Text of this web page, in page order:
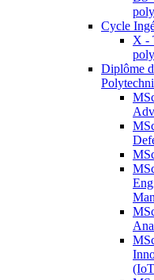
Cycle
X -
Diplôme